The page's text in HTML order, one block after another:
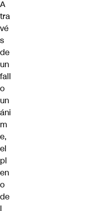
A
tra
vé
s
de
un
fall
o
un
áni
m
e,
el
pl
en
o
de
l